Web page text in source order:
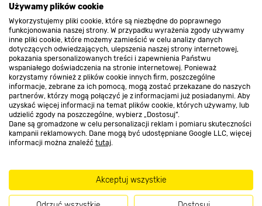
Używamy plików cookie
Wykorzystujemy pliki cookie, które są niezbędne do poprawnego
funkcjonowania naszej strony. W przypadku wyrażenia zgody używamy
inne pliki cookie, które możemy zamieścić w celu analizy danych
dotyczących odwiedzających, ulepszenia naszej strony internetowej,
pokazania spersonalizowanych treści i zapewnienia Państwu
wspaniałego doświadczenia na stronie internetowej. Ponieważ
korzystamy również z plików cookie innych firm, poszczególne
informacje, zebrane za ich pomocą, mogą zostać przekazane do naszych
partnerów, którzy mogą połączyć je z informacjami już posiadanymi. Aby
uzyskać więcej informacji na temat plików cookie, których używamy, lub
udzielić zgody na poszczególne, wybierz „Dostosuj”.
Dane są gromadzone w celu personalizacji reklam i pomiaru skuteczności
kampanii reklamowych. Dane mogą być udostępniane Google LLC, więcej
informacji można znaleźć tutaj.
Akceptuj wszystkie
Strefa biznesu
Dołącz do nas
Metody płatności
Informacje handlowe o towarach i ich cenach podane na stronach serwisu:
nie stanowią oferty, a są wyłącznie